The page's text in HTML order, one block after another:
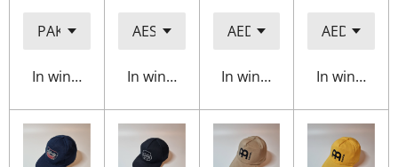
In winkelwagenIn winkelwagenIn winkelwagenIn